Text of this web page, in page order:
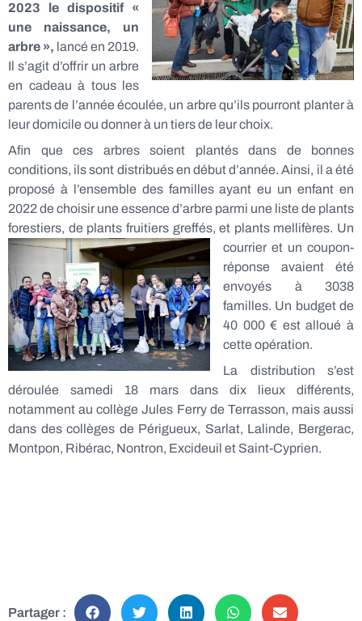
2023 le dispositif «
une naissance, un
arbre », lancé en 2019.
Il s’agit d’offrir un arbre
en cadeau à tous les
parents de l’année écoulée, un arbre qu’ils pourront planter à
leur domicile ou donner à un tiers de leur choix.
Afin que ces arbres soient plantés dans de bonnes
conditions, ils sont distribués en début d’année. Ainsi, il a été
proposé à l’ensemble des familles ayant eu un enfant en
2022 de choisir une essence d’arbre parmi une liste de plants
forestiers, de plants fruitiers greffés, et plants mellifères. Un
courrier et un coupon-
réponse avaient été
envoyés à 3038
familles. Un budget de
40 000 € est alloué à
cette opération.
La distribution s’est
déroulée samedi 18 mars dans dix lieux différents,
notamment au collège Jules Ferry de Terrasson, mais aussi
dans des collèges de Périgueux, Sarlat, Lalinde, Bergerac,
Montpon, Ribérac, Nontron, Excideuil et Saint-Cyprien.
Partager :